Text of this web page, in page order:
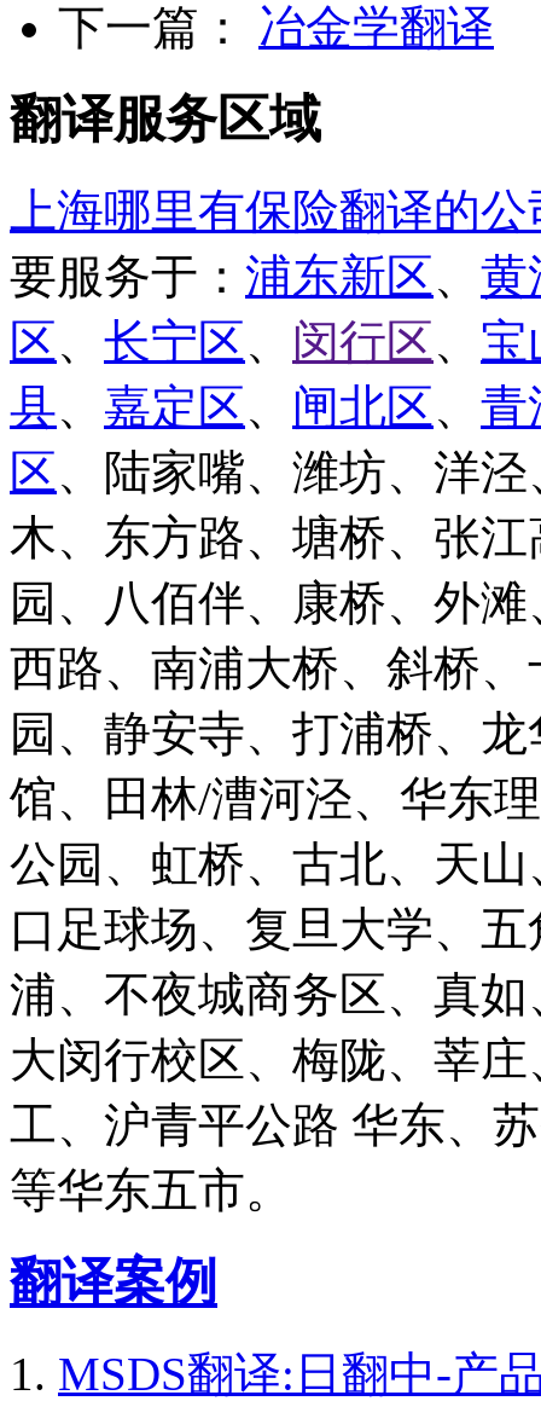
下一篇： 冶金学翻译
翻译服务区域
上海哪里有保险翻译的公
要服务于： 浦东新区、 黄
区、 长宁区、 闵行区、 宝
县、 嘉定区、 闸北区、 青
区、陆家嘴、潍坊、洋
木、东方路、塘桥、张
园、八佰伴、康桥、外
西路、南浦大桥、斜桥
园、静安寺、打浦桥、
馆、田林/漕河泾、华东
公园、虹桥、古北、天
口足球场、复旦大学、
浦、不夜城商务区、真
大闵行校区、梅陇、莘
工、沪青平公路 华东、
等华东五市。
翻译案例
MSDS翻译:日翻中-产